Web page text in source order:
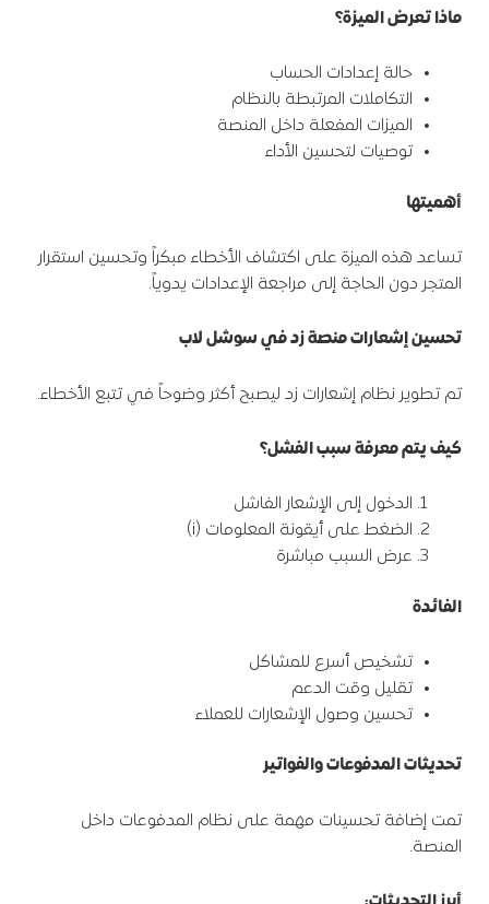
ماذا تعرض الميزة؟
حالة إعدادات الحساب
التكاملات المرتبطة بالنظام
الميزات المفعلة داخل المنصة
توصيات لتحسين الأداء
أهميتها
تساعد هذه الميزة على اكتشاف الأخطاء مبكراً وتحسين استقرار
المتجر دون الحاجة إلى مراجعة الإعدادات يدوياً.
تحسين إشعارات منصة زد في سوشل لاب
تم تطوير نظام إشعارات زد ليصبح أكثر وضوحاً في تتبع الأخطاء.
كيف يتم معرفة سبب الفشل؟
الدخول إلى الإشعار الفاشل
الضغط على أيقونة المعلومات (i)
عرض السبب مباشرة
الفائدة
تشخيص أسرع للمشاكل
تقليل وقت الدعم
تحسين وصول الإشعارات للعملاء
تحديثات المدفوعات والفواتير
تمت إضافة تحسينات مهمة على نظام المدفوعات داخل
المنصة.